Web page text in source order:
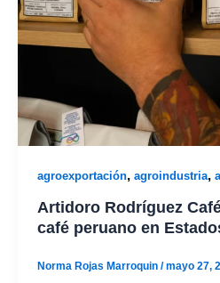
agroexportación, agroindustria,
Artidoro Rodríguez
café peruano en
Norma Rojas Marroquin /mayo 27,